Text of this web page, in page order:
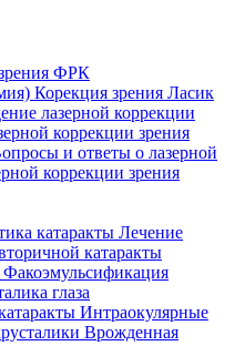
ФРК
Корекция зрения Ласик
лазерной коррекции
коррекции зрения
и ответы о лазерной
коррекции зрения
катаракты Лечение
катаракты
Факоэмульсификация
глаза
Интраокулярные
Врожденная